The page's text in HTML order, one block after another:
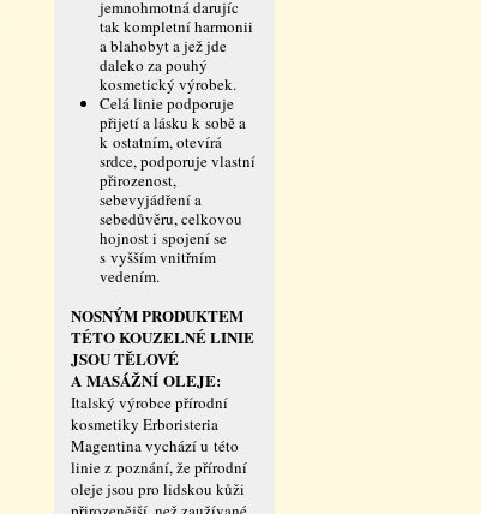
jemnohmotná darujíc
tak kompletní harmonii
a blahobyt a jež jde
daleko za pouhý
kosmetický výrobek.
Celá linie podporuje
přijetí a lásku k sobě a
k ostatním, otevírá
srdce, podporuje vlastní
přirozenost,
sebevyjádření a
sebedůvěru, celkovou
hojnost i spojení se
s vyšším vnitřním
vedením.
NOSNÝM PRODUKTEM
TÉTO KOUZELNÉ LINIE
JSOU TĚLOVÉ
A MASÁŽNÍ OLEJE:
Italský výrobce přírodní
kosmetiky Erboristeria
Magentina vychází u této
linie z poznání, že přírodní
oleje jsou pro lidskou kůži